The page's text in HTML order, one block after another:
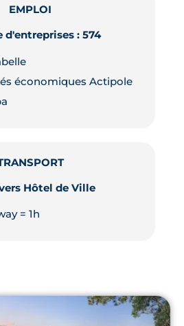
EMPLOI
d'entreprises : 574
économiques Actipole
Hôtel de Ville
= 1h